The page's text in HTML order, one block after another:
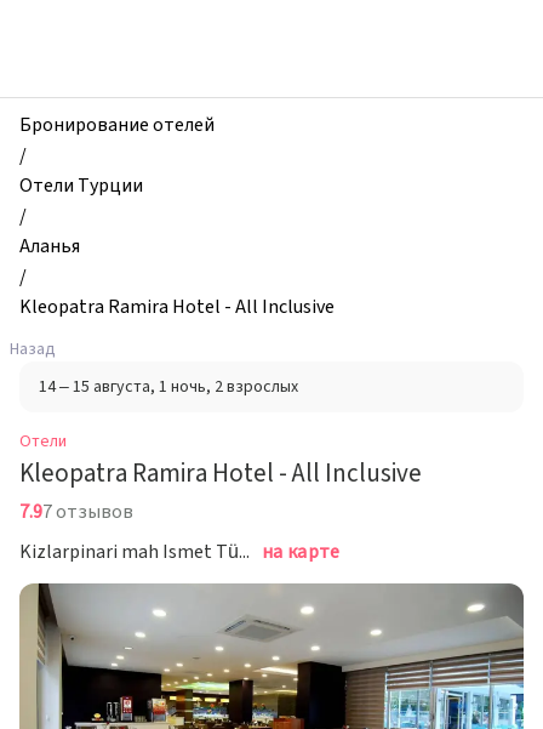
Kleopatra
Ramira
Hotel
All
Inclusive,
Аланья,
Турция
Бронирование отелей
/
Отели Турции
/
Аланья
/
Kleopatra Ramira Hotel - All Inclusive
Назад
14 – 15 августа, 1 ночь, 2 взрослых
Отели
Kleopatra Ramira Hotel - All Inclusive
7.97 отзывов
Kizlarpinari mah Ismet Tümerdem sok n14, Аланья на карте